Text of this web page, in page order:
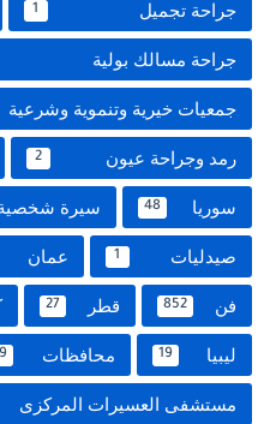
جراحة تجميل 1
جراحة مسالك بولية
جمعيات خيرية وتنموية وشرعية
رمد وجراحة عيون 2
سوريا 48 سيرة
صيدليات 1 عمان
فن 852 قطر 27
ليبيا 19 محافظات
مستشفى العسيرات المركزى